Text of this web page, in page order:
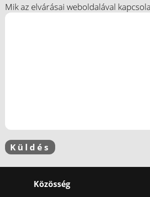
Mik az elvárásai weboldalával
Közösség